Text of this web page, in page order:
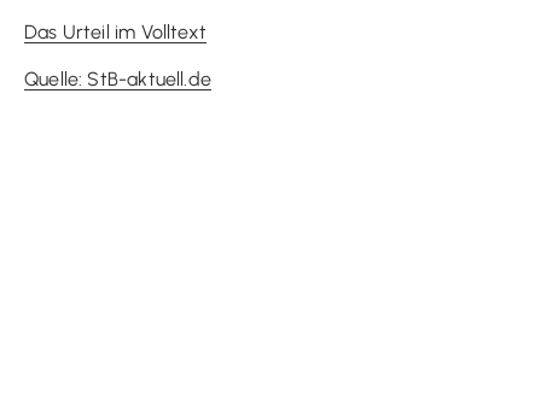
Das Urteil im Volltext
Quelle: StB-aktuell.de